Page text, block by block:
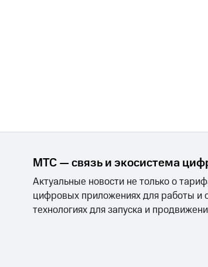
МТС — связь и экосистема
Актуальные новости не только о
цифровых приложениях для работы и
технологиях для запуска и